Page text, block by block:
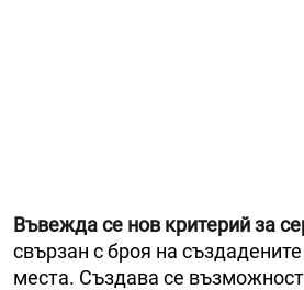
Въвежда се нов критерий за
свързан с броя на
места. Създава се